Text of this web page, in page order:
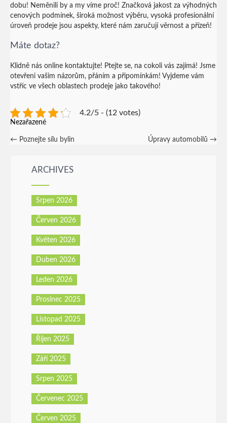
dobu! Neměnili by a my víme proč! Značková jakost za výhodných
cenových podmínek, široká možnost výběru, vysoká profesionální
úroveň prodeje jsou aspekty, které nám zaručují věrnost a přízeň!
Máte dotaz?
Klidně nás online kontaktujte! Ptejte se, na cokoli vás zajímá! Jsme
otevřeni vašim názorům, přáním a připomínkám! Vyjdeme vám
vstříc ve všech oblastech prodeje jako takového!
4.2/5 - (12 votes)
Nezařazené
Post
← Poznejte sílu bylin Úpravy automobilů →
ARCHIVES
Srpen 2026
Červen 2026
Květen 2026
Duben 2026
Leden 2026
Prosinec 2025
Listopad 2025
Říjen 2025
Září 2025
Srpen 2025
Červenec 2025
Červen 2025